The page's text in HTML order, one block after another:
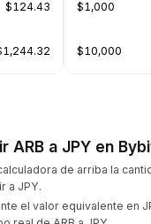
$124.43 $1,000
$10,000
ARB a JPY en
de arriba la
a JPY.
el valor equivalente en